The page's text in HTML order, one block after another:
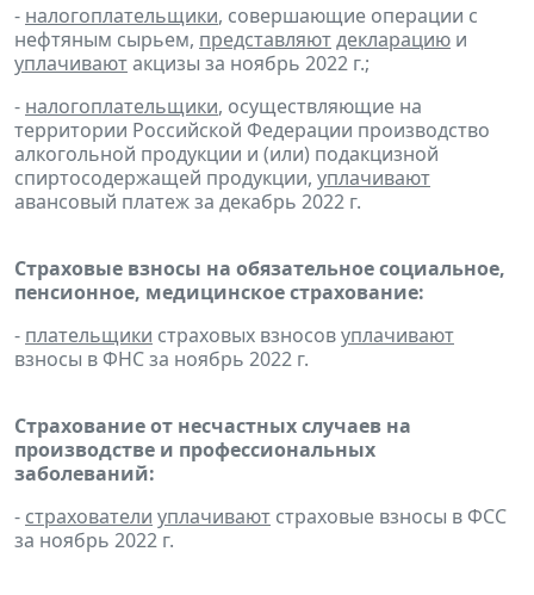
- налогоплательщики, совершающие операции с
нефтяным сырьем, представляютдекларацию и
уплачиваютакцизы за ноябрь 2022 г.;
- налогоплательщики, осуществляющие на
территории Российской Федерации производство
алкогольной продукции и (или) подакцизной
спиртосодержащей продукции, уплачивают
авансовый платеж за декабрь 2022 г.
Страховые взносы на обязательное социальное,
пенсионное, медицинское страхование:
- плательщики страховых взносовуплачивают
взносы в ФНС за ноябрь 2022 г.
Страхование от несчастных случаев на
производстве и профессиональных
заболеваний:
- страхователи уплачивают страховые взносы в ФСС
за ноябрь 2022 г.